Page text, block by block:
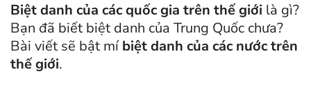
Biệt danh của các quốc gia trên thế giới là gì?
Bạn đã biết biệt danh của Trung Quốc chưa?
Bài viết sẽ bật míbiệt danh của các nước trên
thế giới.